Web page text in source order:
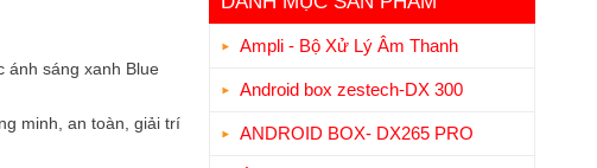
Ampli - Bộ Xử Lý Âm Thanh
Android box zestech-DX 300
ANDROID BOX- DX265 PRO
ánh sáng xanh Blue
minh, an toàn, giải trí